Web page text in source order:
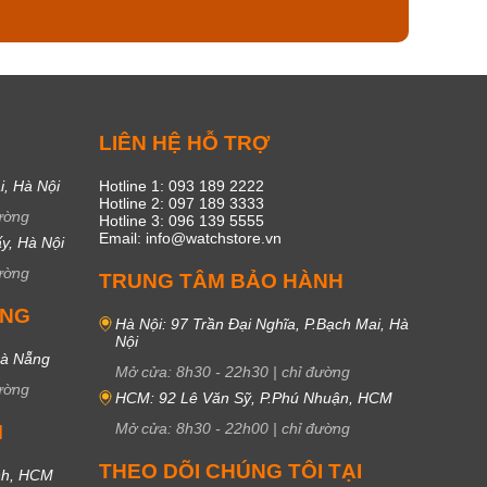
Hà Nội
Hà Nội
Nẵng
HCM
LIÊN HỆ HỖ TRỢ
Hotline 1: 093 189 2222
Hotline 2: 097 189 3333
Hotline 3: 096 139 5555
Email: info@watchstore.vn
TRUNG TÂM BẢO HÀNH
Hà Nội: 97 Trần Đại Nghĩa, P.Bạch Mai, Hà
Nội
Mở cửa: 8h30 - 22h30 | chỉ đường
HCM: 92 Lê Văn Sỹ, P.Phú Nhuận, HCM
Mở cửa: 8h30 - 22h00 | chỉ đường
THEO DÕI CHÚNG TÔI TẠI